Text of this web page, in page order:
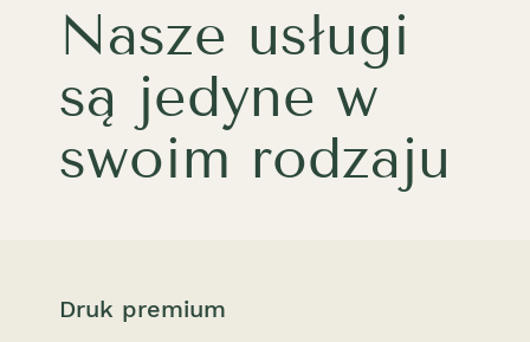
Nasze usługi
są jedyne w
swoim rodzaju
Druk premium